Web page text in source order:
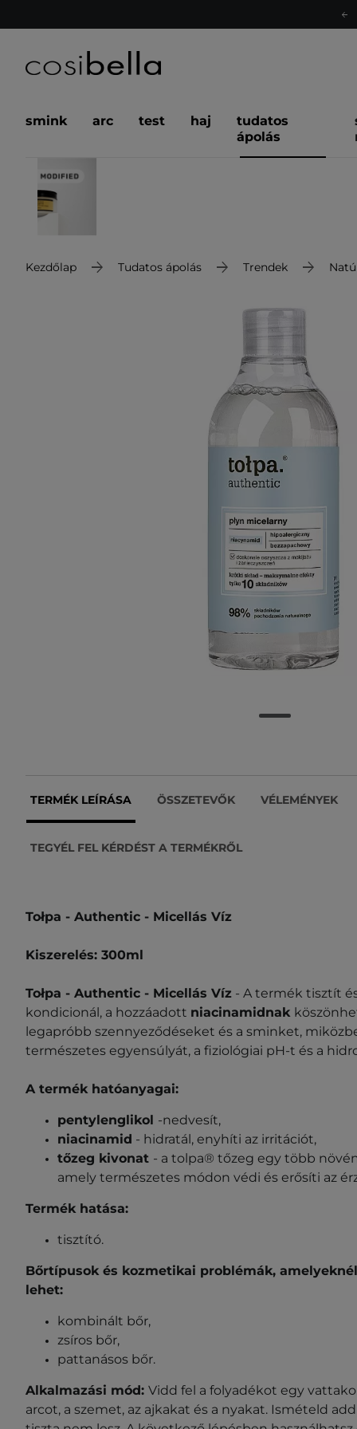
smink arc test haj
tudatos
ápolás
Kezdőlap Tudatos ápolás Trendek
TERMÉK LEÍRÁSA ÖSSZETEVŐK VÉLEMÉNYEK
TEGYÉL FEL KÉRDÉST A TERMÉKRŐL
Tołpa - Authentic - Micellás Víz
Kiszerelés: 300ml
Tołpa - Authentic - Micellás Víz - A termék tisztít
kondicionál, a hozzáadott niacinamidnak
legapróbb szennyeződéseket és a sminket,
természetes egyensúlyát, a fiziológiai pH-t és a
A termék hatóanyagai:
pentylenglikol -nedvesít,
niacinamid - hidratál, enyhíti az irritációt,
tőzeg kivonat - a tolpa® tőzeg egy több
amely természetes módon védi és erősíti az
Termék hatása:
tisztító.
Bőrtípusok és kozmetikai problémák,
lehet:
kombinált bőr,
zsíros bőr,
pattanásos bőr.
Alkalmazási mód: Vidd fel a folyadékot egy
arcot, a szemet, az ajkakat és a nyakat. Ismételd